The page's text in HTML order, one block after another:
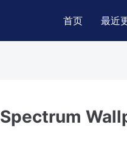
首页 最近